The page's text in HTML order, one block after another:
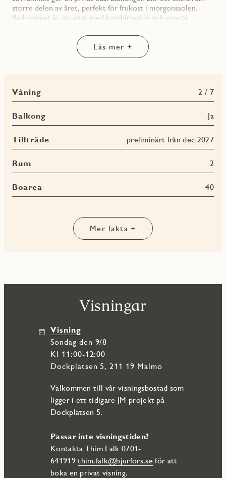
större delen av året, perfekt för frukost i morgonssolen.
Badrummet är utrustat med kombimaskin och smarta
Fartyget består av 89 bostäder med fokus på kvalitet,
funktion och modern design. Alla hem har kök från Vedum
och vitvaror från Electrolux. Som boende får du tillgång till
utbud runt hornet, ett hem för dig som vill ha allt.
Läs mer +
Våning 2 / 7
Balkong Ja
Tillträde preliminärt från dec 2027
Rum 2
Boarea 40
Mer fakta +
Visningar
Visning
söndag den 9/8
Kl 11:00-12:00
Dockplatsen 5, 211 19 Malmö
Välkommen till vår visningsbostad som
ligger i ett tidigare JM projekt på
Dockplatsen 5.
Passar inte visningstiden?
Kontakta Thim Falk 0701-
641919thim.falk@bjurfors.se för att
boka en privat visning.